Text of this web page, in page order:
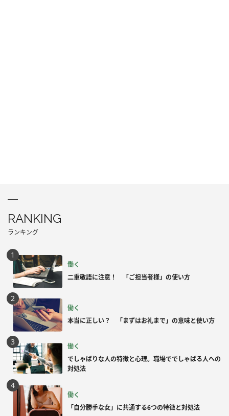
RANKING
ランキング
働く
二重敬語に注意！ 「ご担当者様」の使い方
働く
本当に正しい？ 「まずはお礼まで」の意味と使い方
働く
でしゃばりな人の特徴と心理。職場ででしゃばる人への
対処法
働く
「自分勝手な女」に共通する6つの特徴と対処法